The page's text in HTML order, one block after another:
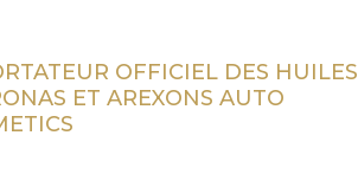
OFFICIEL DES HUILES
ET AREXONS AUTO